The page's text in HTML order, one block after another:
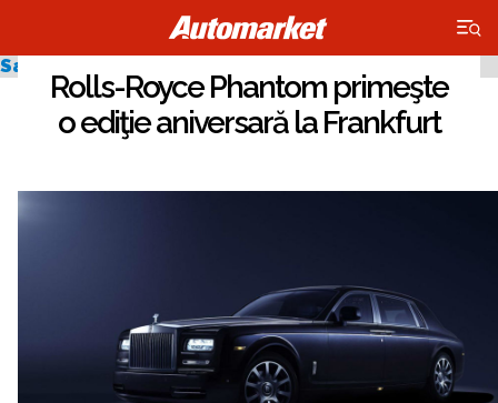
×
Salonul Auto de la Frankfurt 2013
Rolls-Royce Phantom primeşte
o ediţie aniversară la Frankfurt